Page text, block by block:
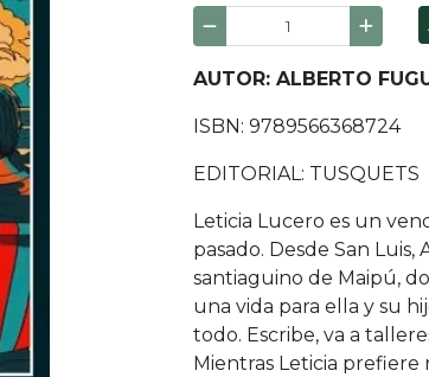
AUTOR: ALBERTO
ISBN: 9789566368724
EDITORIAL: TUSQUETS
Leticia Lucero es un
pasado. Desde San
santiaguino de Maipú,
una vida para ella y su
todo. Escribe, va a
Mientras Leticia prefiere